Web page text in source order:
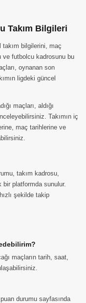
Takım Bilgileri
takım bilgilerini, maç
ve futbolcu kadrosunu bu
oynanan son
ligdeki güncel
maçları, aldığı
Takımın iç
maç tarihlerine ve
takım kadrosu,
bir platformda sunulur.
şekilde takip
maçların tarih, saat,
durumu sayfasında